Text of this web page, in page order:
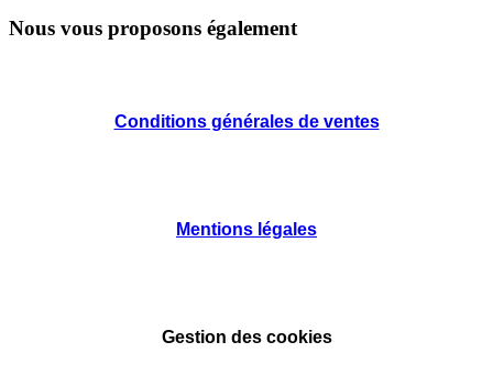
Nous vous proposons également
Conditions générales de ventes
Mentions légales
Gestion des cookies